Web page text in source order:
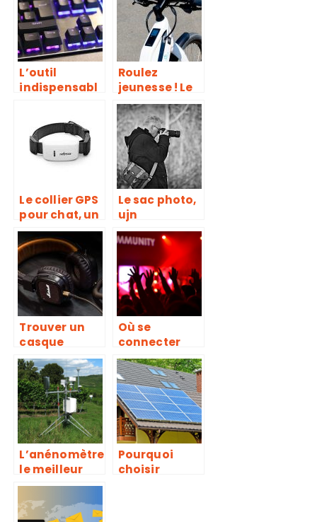
technologies routeur wifi!
L’outil
indispensabl
Roulez
jeunesse ! Le
vélo
électrique est
là pour vous
libérer !
Le collier GPS
pour chat, un
accessoire de
localisation
et de
précision
irréprochable
Le sac photo,
ujn
équipement
indispensabl
e pour la
protection de
votre
appareil
photo et
autres
accesseoires
Trouver un
casque
Bluetooth
d’exception :
faites
confiance à
compabest.c
om
Où se
connecter
avec
l’industrie de
la musique
L’anénomètre
le meilleur
ami des
météorologu
es
Pourquoi
choisir